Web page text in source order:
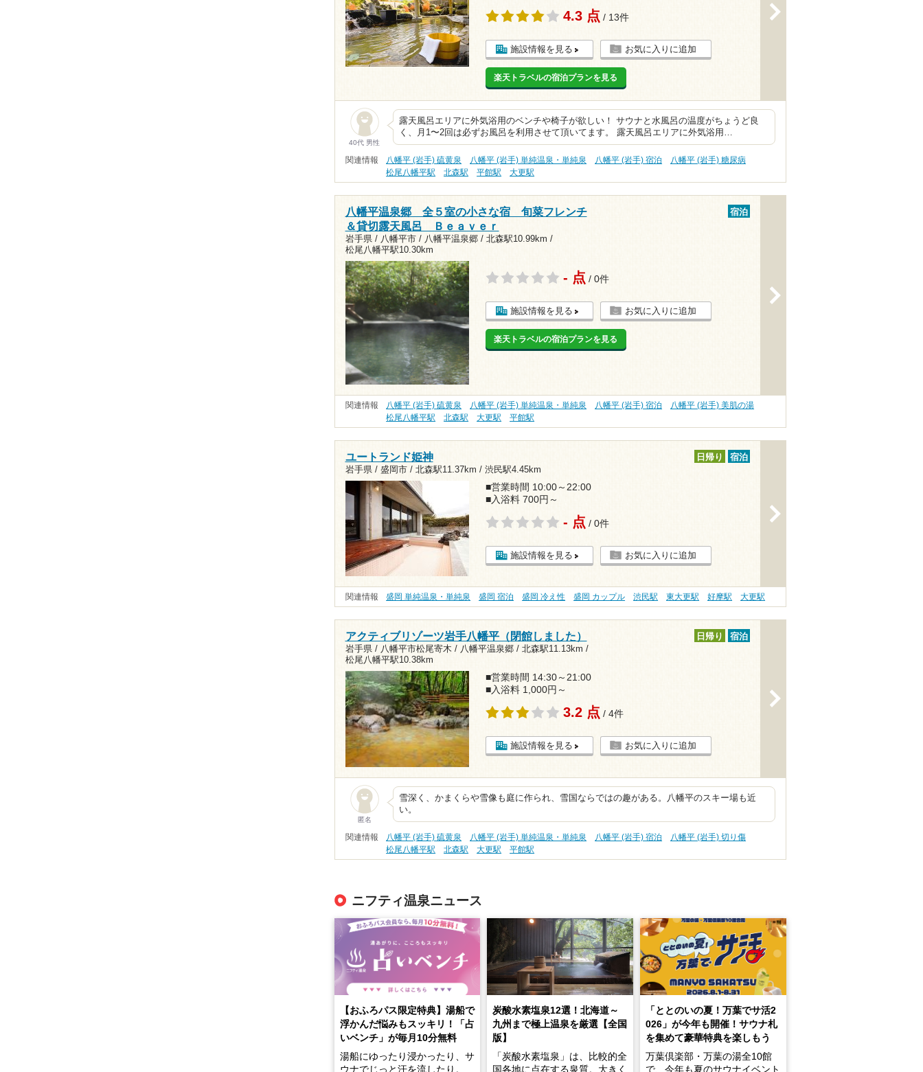
4.3 点 / 13件
施設情報を見る お気に入りに追加
楽天トラベルの宿泊プランを見る
40代 男性
露天風呂エリアに外気浴用のベンチや椅子が欲しい！ サウナと水風呂の温度がちょうど良
く、月1〜2回は必ずお風呂を利用させて頂いてます。 露天風呂エリアに外気浴用…
関連情報 八幡平 (岩手) 硫黄泉 八幡平 (岩手) 単純温泉・単純泉 八幡平 (岩手) 宿泊
八幡平 (岩手) 糖尿病
松尾八幡平駅
北森駅 平館駅 大更駅
八幡平温泉郷 全５室の小さな宿 旬菜フレンチ
＆貸切露天風呂 Ｂｅａｖｅｒ
岩手県 / 八幡平市 / 八幡平温泉郷 / 北森駅10.99km /
松尾八幡平駅10.30km
宿泊
- 点 / 0件
施設情報を見る お気に入りに追加
楽天トラベルの宿泊プランを見る
関連情報 八幡平 (岩手) 硫黄泉 八幡平 (岩手) 単純温泉・単純泉 八幡平 (岩手) 宿泊
八幡平 (岩手) 美肌の湯
松尾八幡平駅
北森駅 大更駅 平館駅
ユートランド姫神
岩手県 / 盛岡市 / 北森駅11.37km / 渋民駅4.45km
日帰り 宿泊
■営業時間 10:00～22:00
■入浴料 700円～
- 点 / 0件
施設情報を見る お気に入りに追加
関連情報 盛岡 単純温泉・単純泉 盛岡 宿泊 盛岡 冷え性 盛岡 カップル 渋民駅 東大更駅 好摩駅 大更駅
アクティブリゾーツ岩手八幡平（閉館しました）
岩手県 / 八幡平市松尾寄木 / 八幡平温泉郷 / 北森駅11.13km /
松尾八幡平駅10.38km
日帰り 宿泊
■営業時間 14:30～21:00
■入浴料 1,000円～
3.2 点 / 4件
施設情報を見る お気に入りに追加
匿名
雪深く、かまくらや雪像も庭に作られ、雪国ならではの趣がある。八幡平のスキー場も近
い。
関連情報 八幡平 (岩手) 硫黄泉 八幡平 (岩手) 単純温泉・単純泉 八幡平 (岩手) 宿泊
八幡平 (岩手) 切り傷
松尾八幡平駅
北森駅 大更駅 平館駅
ニフティ温泉ニュース
【おふろパス限定特典】湯船で
浮かんだ悩みもスッキリ！「占
いベンチ」が毎月10分無料
湯船にゆったり浸かったり、サ
ウナでじっと汗を流したり。
炭酸水素塩泉12選！北海道～
九州まで極上温泉を厳選【全国
版】
「炭酸水素塩泉」は、比較的全
国各地に点在する泉質。大きく
「ととのいの夏！万葉でサ活2
026」が今年も開催！サウナ札
を集めて豪華特典を楽しもう
万葉倶楽部・万葉の湯全10館
で、今年も夏のサウナイベント